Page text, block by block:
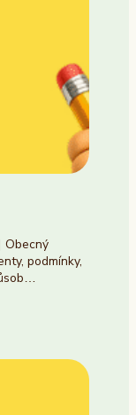
Obecný
podmínky,